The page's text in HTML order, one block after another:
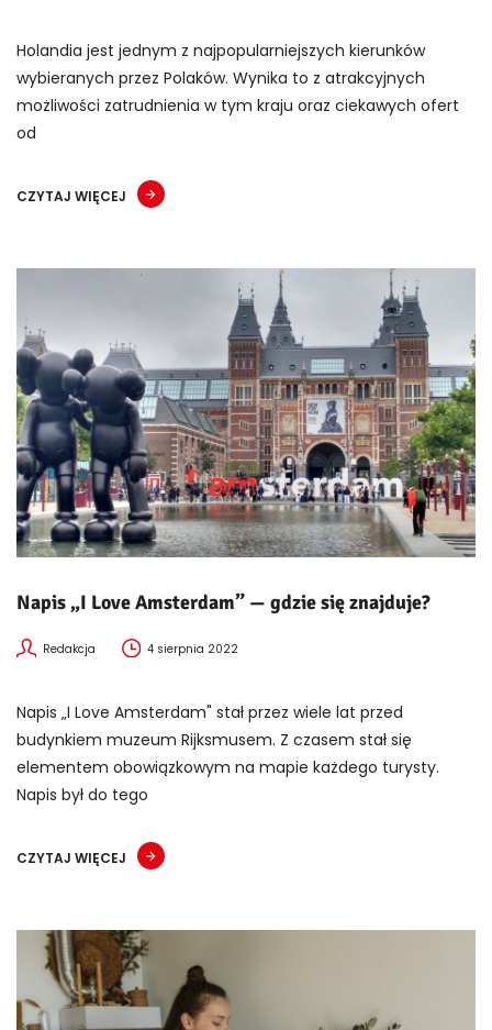
Holandia jest jednym z najpopularniejszych kierunków
wybieranych przez Polaków. Wynika to z atrakcyjnych
możliwości zatrudnienia w tym kraju oraz ciekawych ofert
od
CZYTAJ WIĘCEJ
Napis „I Love Amsterdam” — gdzie się znajduje?
Redakcja 4 sierpnia 2022
Napis „I Love Amsterdam" stał przez wiele lat przed
budynkiem muzeum Rijksmusem. Z czasem stał się
elementem obowiązkowym na mapie każdego turysty.
Napis był do tego
CZYTAJ WIĘCEJ